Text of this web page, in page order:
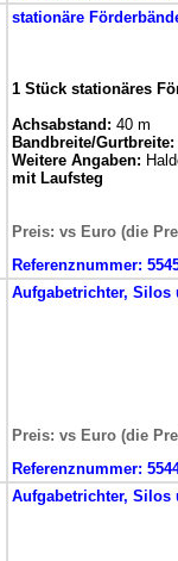
stationäre
1 Stück stationäres
Achsabstand: 40 m
Bandbreite/Gurtbreite:
Weitere Angaben:
mit Laufsteg
Preis: vs Euro (die
Referenznummer:
Aufgabetrichter, Silos
Preis: vs Euro (die
Referenznummer:
Aufgabetrichter, Silos